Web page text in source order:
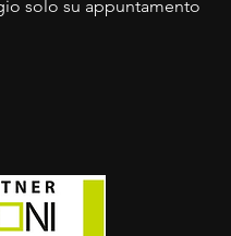
su appuntamento